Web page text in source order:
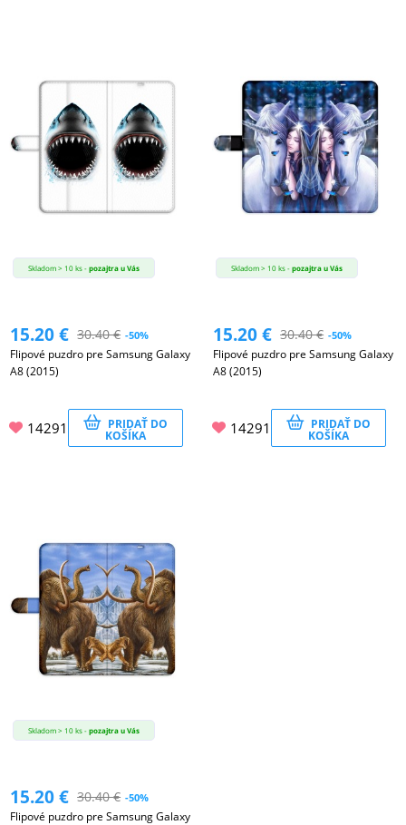
Skladom > 10 ks -pozajtra u Vás
15.20€ 30.40€ -50%
Flipové puzdro pre Samsung Galaxy
A8 (2015)
14291 PRIDAŤ DO
KOŠÍKA
Skladom > 10 ks -pozajtra u Vás
15.20€ 30.40€ -50%
Flipové puzdro pre Samsung Galaxy
A8 (2015)
14291 PRIDAŤ DO
KOŠÍKA
Skladom > 10 ks -pozajtra u Vás
15.20€ 30.40€ -50%
Flipové puzdro pre Samsung Galaxy